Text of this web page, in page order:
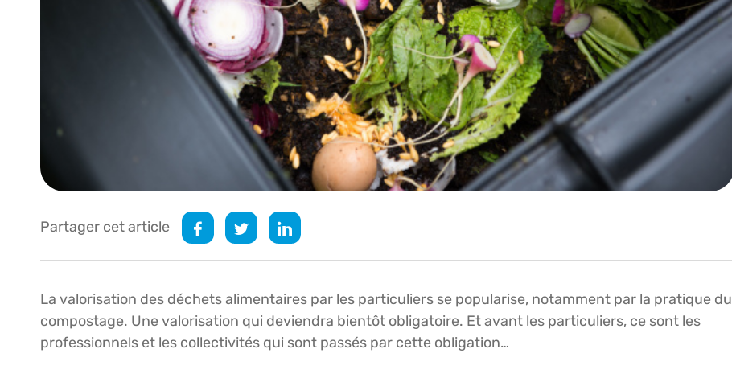
Partager cet article
La valorisation des déchets alimentaires par les particuliers se popularise, notamment par la pratique du
compostage. Une valorisation qui deviendra bientôt obligatoire. Et avant les particuliers, ce sont les
professionnels et les collectivités qui sont passés par cette obligation…